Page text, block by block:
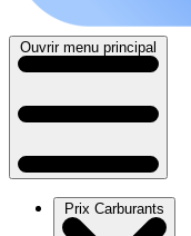
Ouvrir menu principal
Prix Carburants